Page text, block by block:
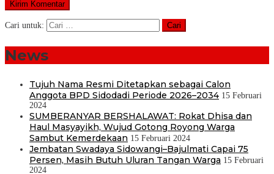
Cari untuk:
News
Tujuh Nama Resmi Ditetapkan sebagai Calon
Anggota BPD Sidodadi Periode 2026–2034 15 Februari
2024
SUMBERANYAR BERSHALAWAT: Rokat Dhisa dan
Haul Masyayikh, Wujud Gotong Royong Warga
Sambut Kemerdekaan 15 Februari 2024
Jembatan Swadaya Sidowangi–Bajulmati Capai 75
Persen, Masih Butuh Uluran Tangan Warga 15 Februari
2024